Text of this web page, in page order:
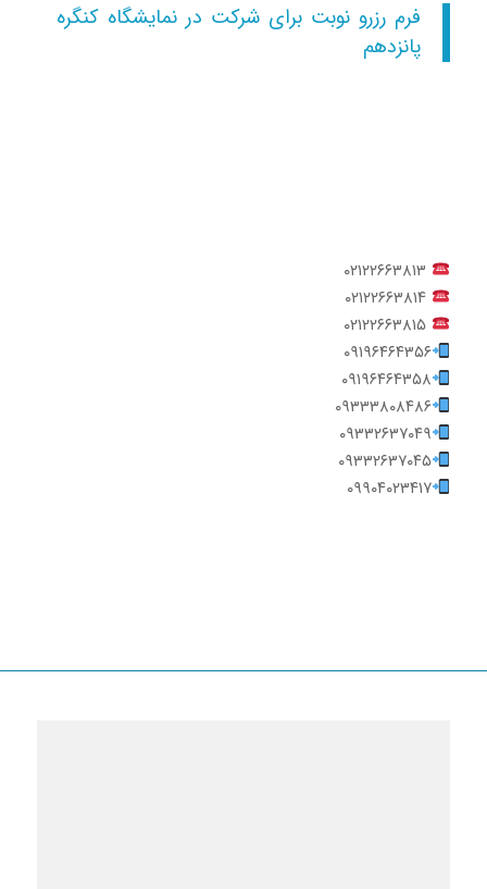
فرم رزرو نوبت برای شرکت در نمایشگاه کنگره
پانزدهم
۰۹۱۹۶۴۶۴۳۵۶
۰۹۱۹۶۴۶۴۳۵۸
۰۹۳۳۳۸۰۸۴۸۶
۰۹۳۳۲۶۳۷۰۴۹
۰۹۳۳۲۶۳۷۰۴۵
۰۹۹۰۴۰۲۳۴۱۷